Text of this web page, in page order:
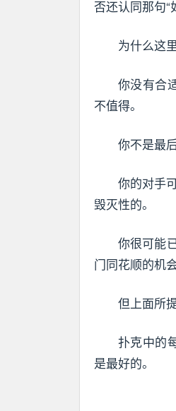
否还认同那句
为什么这
你没有合
不值得。
你不是最
你的对手
毁灭性的。
你很可能
门同花顺的机
但上面所
扑克中的
是最好的。